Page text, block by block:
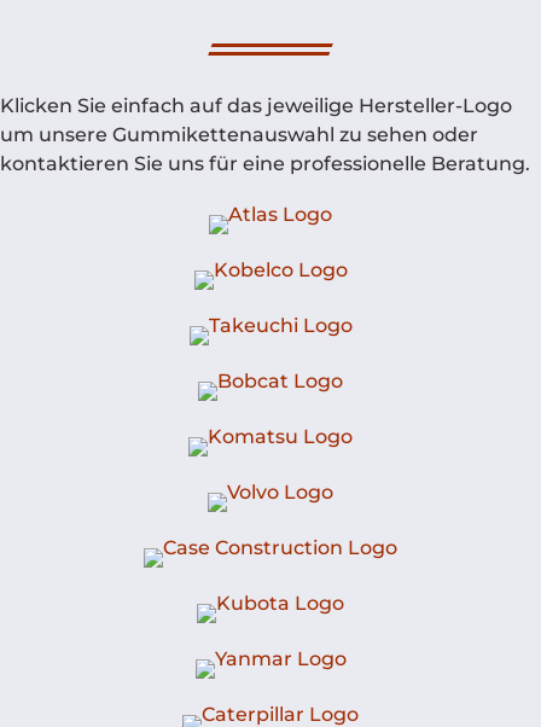
Klicken Sie einfach auf das jeweilige Hersteller-Logo
um unsere Gummikettenauswahl zu sehen oder
kontaktieren Sie uns für eine professionelle Beratung.